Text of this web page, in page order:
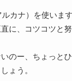
カナ）を使いま
に、コツコツと
のー、ちょっと
ょう。